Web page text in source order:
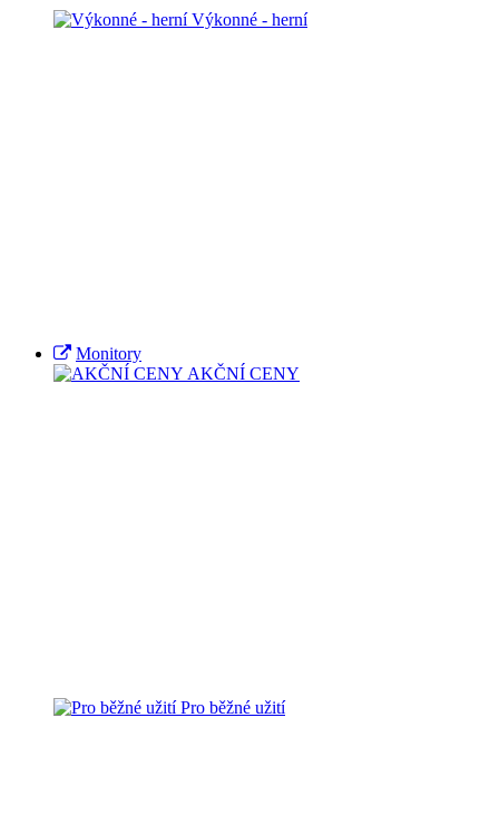
Výkonné - herní
Monitory
AKČNÍ CENY
Pro běžné užití